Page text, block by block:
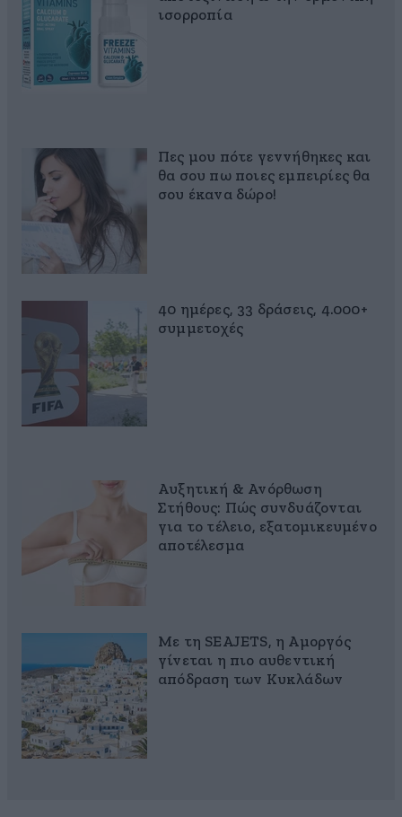
ισορροπία
Πες μου πότε γεννήθηκες και
θα σου πω ποιες εμπειρίες θα
σου έκανα δώρο!
40 ημέρες, 33 δράσεις, 4.000+
συμμετοχές
Αυξητική & Ανόρθωση
Στήθους: Πώς συνδυάζονται
για το τέλειο, εξατομικευμένο
αποτέλεσμα
Με τη SEAJETS, η Αμοργός
γίνεται η πιο αυθεντική
απόδραση των Κυκλάδων